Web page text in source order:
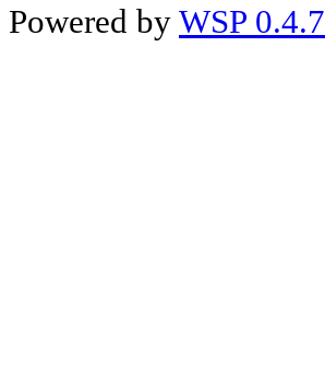
Powered by WSP 0.4.7